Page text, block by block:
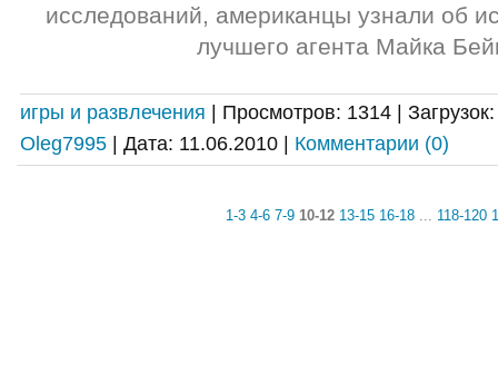
исследований, американцы узнали об
лучшего агента Майка
игры и развлечения | Просмотров: 1314 | Загрузок:
Oleg7995 | Дата: 11.06.2010 | Комментарии (0)
1-3 4-6 7-9 10-12 13-15 16-18 118-120